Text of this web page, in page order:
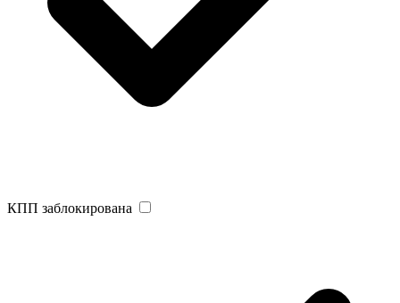
КПП заблокирована